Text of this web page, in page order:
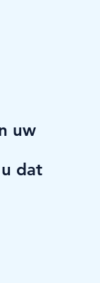
uw
dat